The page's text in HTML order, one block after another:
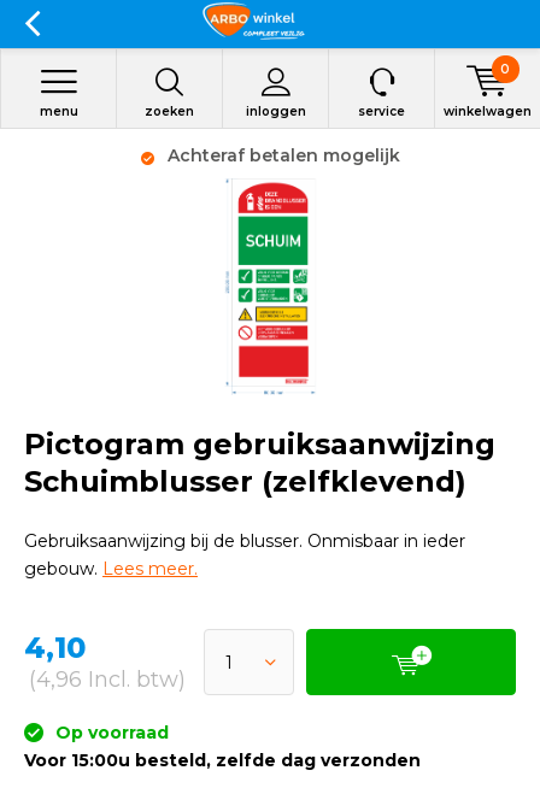
zoeken inloggen
menu service winkelwagen
0
Achteraf betalen mogelijk
Pictogram gebruiksaanwijzing
Schuimblusser (zelfklevend)
Gebruiksaanwijzing bij de blusser. Onmisbaar in ieder
gebouw. Lees meer.
4,10
(4,96 Incl. btw)
Op voorraad
Voor 15:00u besteld, zelfde dag verzonden